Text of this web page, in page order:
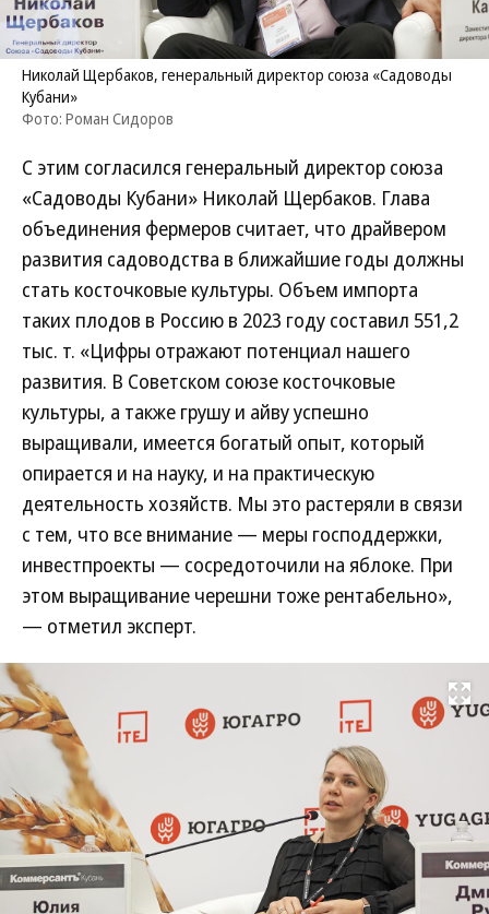
Николай Щербаков, генеральный директор союза «Садоводы
Кубани»
Фото: Роман Сидоров
С этим согласился генеральный директор союза
«Садоводы Кубани» Николай Щербаков. Глава
объединения фермеров считает, что драйвером
развития садоводства в ближайшие годы должны
стать косточковые культуры. Объем импорта
таких плодов в Россию в 2023 году составил 551,2
тыс. т. «Цифры отражают потенциал нашего
развития. В Советском союзе косточковые
культуры, а также грушу и айву успешно
выращивали, имеется богатый опыт, который
опирается и на науку, и на практическую
деятельность хозяйств. Мы это растеряли в связи
с тем, что все внимание — меры господдержки,
инвестпроекты — сосредоточили на яблоке. При
этом выращивание черешни тоже рентабельно»,
— отметил эксперт.
Развернуть